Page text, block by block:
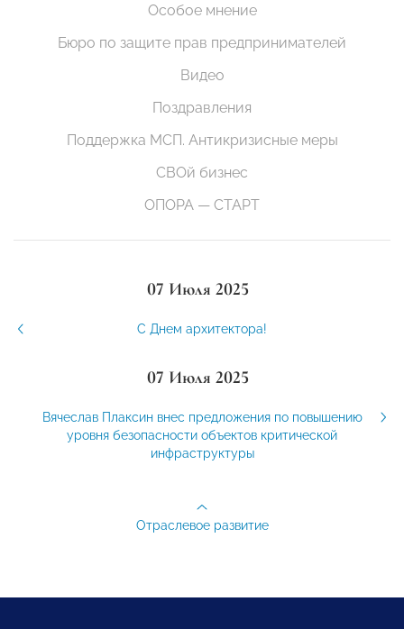
Особое мнение
Бюро по защите прав предпринимателей
Видео
Поздравления
Поддержка МСП. Антикризисные меры
СВОй бизнес
ОПОРА — СТАРТ
07 Июля 2025
С Днем архитектора!
07 Июля 2025
Вячеслав Плаксин внес предложения по повышению
уровня безопасности объектов критической
инфраструктуры
Отраслевое развитие